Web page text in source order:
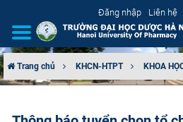
Đăng nhập Liên hệ
Trang chủ KHCN-HTPT KHOA